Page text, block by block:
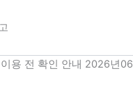
용 전 확인 안내 2026년